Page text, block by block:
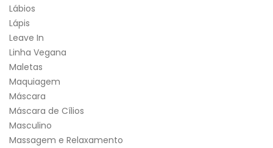
Lábios
Lápis
Leave In
Linha Vegana
Maletas
Maquiagem
Máscara
Máscara de Cílios
Masculino
Massagem e Relaxamento